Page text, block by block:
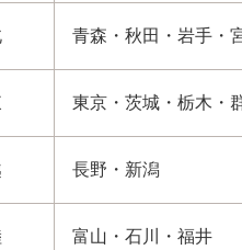
青森・秋田・岩手・
東京・茨城・栃木・
長野・新潟
富山・石川・福井